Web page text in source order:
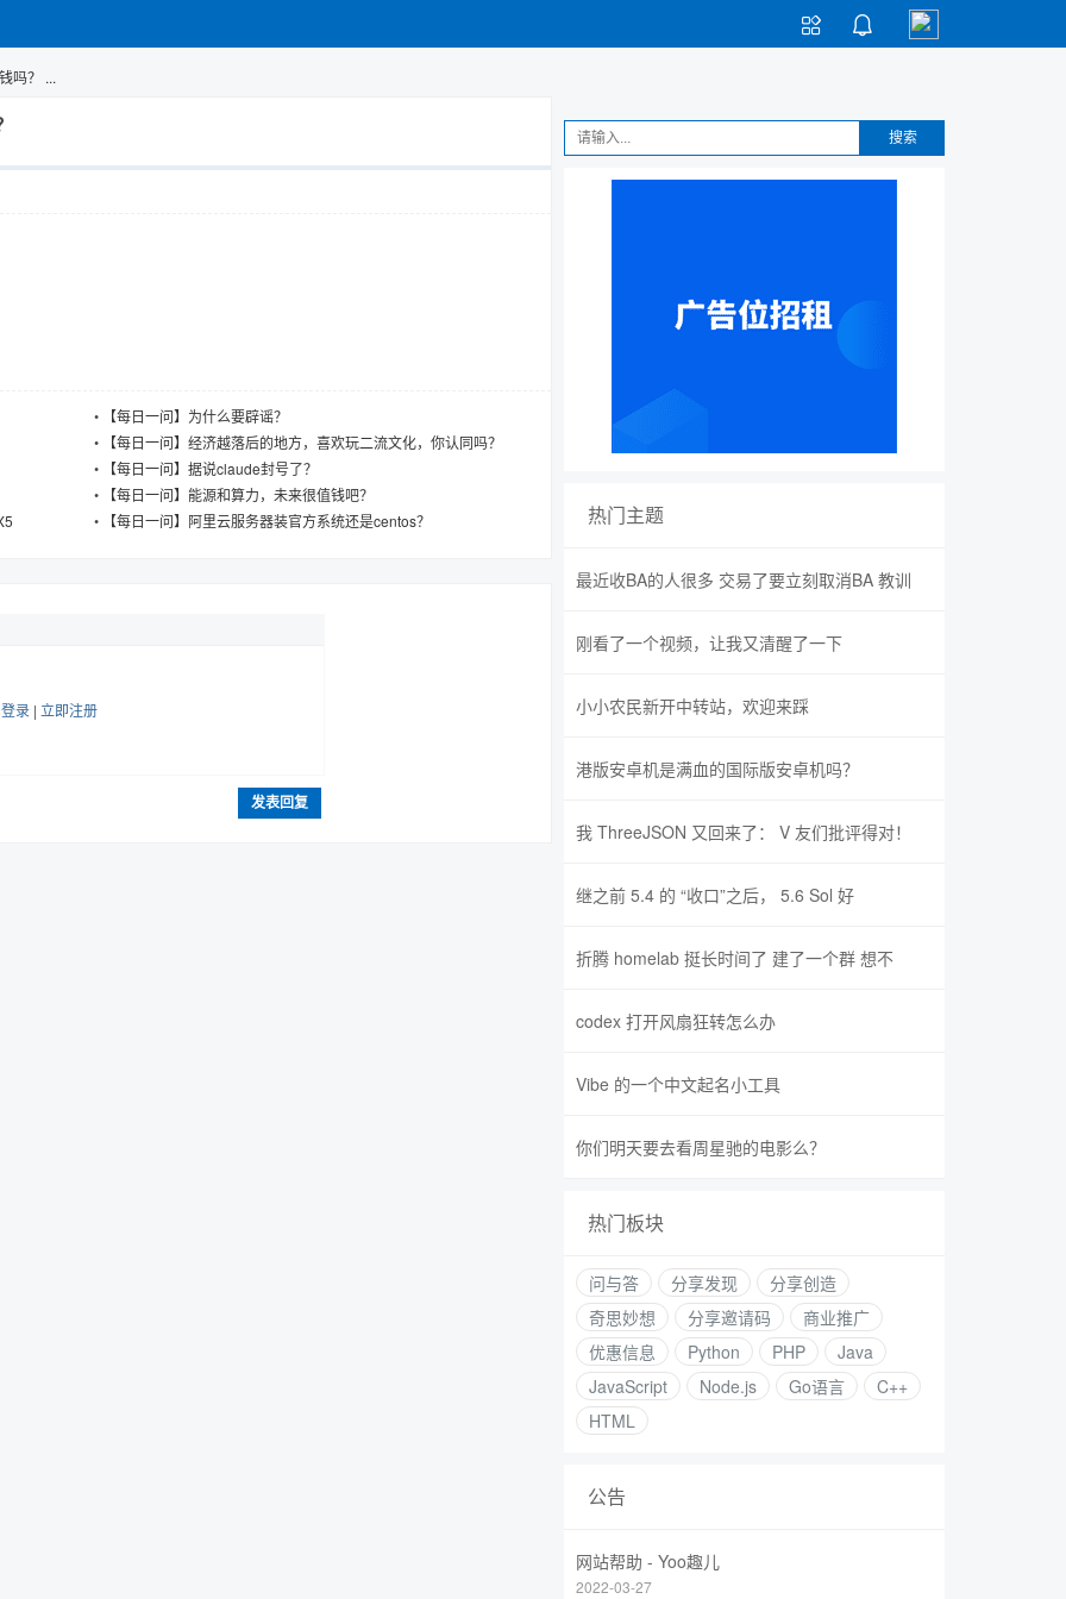


吗？ ...
•
【每日一问】为什么要辟谣？
•
【每日一问】经济越落后的地方，喜欢玩二流文化，你认同吗？
•
【每日一问】据说claude封号了？
•
【每日一问】能源和算力，未来很值钱吧？
• 【每日一问】阿里云服务器装官方系统还是centos？
登录 | 立即注册
发表回复
搜索
热门主题
最近收BA的人很多 交易了要立刻取消BA 教训
刚看了一个视频，让我又清醒了一下
小小农民新开中转站，欢迎来踩
港版安卓机是满血的国际版安卓机吗？
我 ThreeJSON 又回来了： V 友们批评得对！
继之前 5.4 的 “收口”之后， 5.6 Sol 好
折腾 homelab 挺长时间了 建了一个群 想不
codex 打开风扇狂转怎么办
Vibe 的一个中文起名小工具
你们明天要去看周星驰的电影么？
热门板块
问与答 分享发现
分享创造
奇思妙想
分享邀请码
商业推广
优惠信息
Python PHP
Java
JavaScript
Node.js Go语言
C++
HTML
公告
网站帮助 - Yoo趣儿
2022-03-27